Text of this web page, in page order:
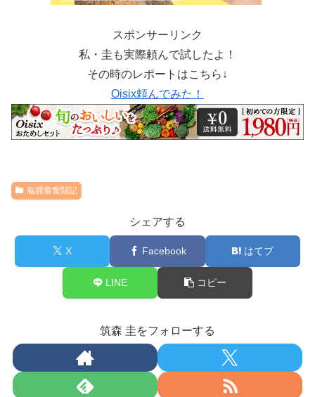
スポンサーリンク
私・圭も実際頼んで試したよ！
その時のレポートはこちら↓
Oisix頼んでみた！
脳腫瘍奮闘記
シェアする
X Facebook はてブ
LINE コピー
筑森 圭をフォローする